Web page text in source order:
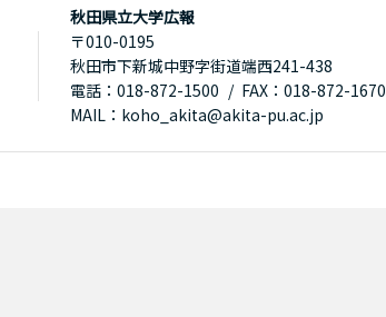
秋田県立大学広報
〒010-0195
秋田市下新城中野字街道端西241-438
電話：018-872-1500
FAX：018-872-1670
MAIL：koho_akita@akita-pu.ac.jp